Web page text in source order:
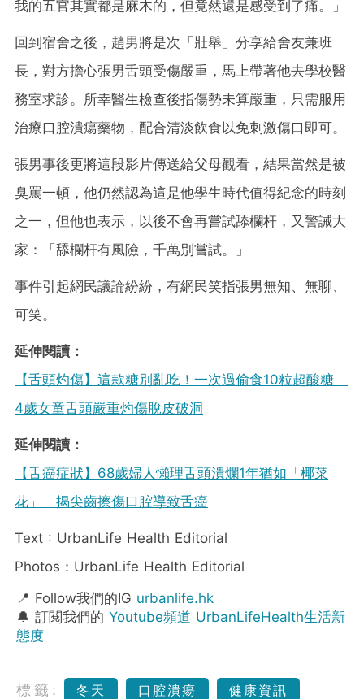
我的五官其實都是麻木的，但竟然還是感受到了痛。」
回到宿舍之後，趙男將是次「壯舉」分享給舍友兼班
長，對方擔心張男舌頭受傷嚴重，馬上帶著他去學校醫
務室求診。所幸醫生檢查後指傷勢未算嚴重，只需服用
治療口腔潰瘍藥物，配合清淡飲食以免刺激傷口即可。
張男事後更將這段影片傳送給父母觀看，結果當然是被
臭罵一頓，他仍然認為這是他學生時代值得紀念的時刻
之一，但他也表示，以後不會再嘗試舔欄杆，又警誡大
家：「舔欄杆有風險，千萬別嘗試。」
事件引起網民議論紛紛，有網民笑指張男無知、無聊、
可笑。
延伸閱讀：
【舌頭灼傷】這款糖別亂吃！一次過偷食10粒超酸糖
4歲女童舌頭嚴重灼傷脫皮破洞
延伸閱讀：
【舌癌症狀】68歲婦人懶理舌頭潰爛1年猶如「椰菜
花」 揭尖齒擦傷口腔導致舌癌
Text : UrbanLife Health Editorial
Photos：UrbanLife Health Editorial
📍 Follow我們的IG urbanlife.hk
🔔 訂閱我們的 Youtube頻道 UrbanLifeHealth生活新
態度
標籤: 冬天 口腔潰瘍 健康資訊